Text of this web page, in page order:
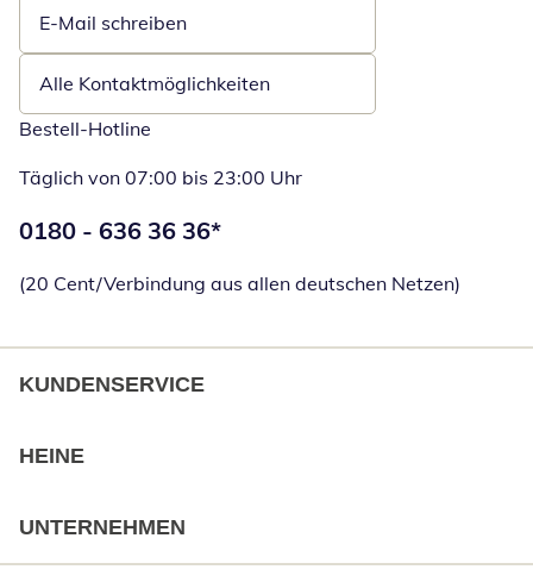
E-Mail schreiben
Öffnet E-Mail-Client
Alle Kontaktmöglichkeiten
Bestell-Hotline
Täglich von 07:00 bis 23:00 Uhr
Telefonnummer:
0180 - 636 36 36*
(20 Cent/Verbindung aus allen deutschen Netzen)
KUNDENSERVICE
HEINE
UNTERNEHMEN